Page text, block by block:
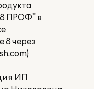
8 ПРОФ" в
8 через
ИП